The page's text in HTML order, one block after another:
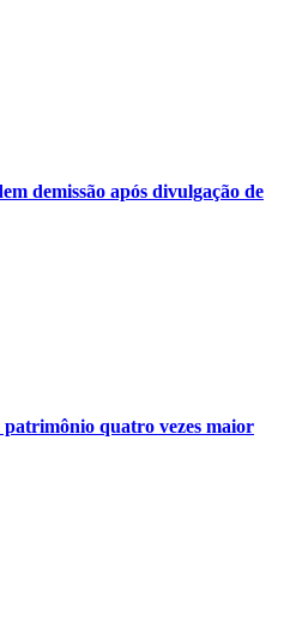
demissão após divulgação de
quatro vezes maior